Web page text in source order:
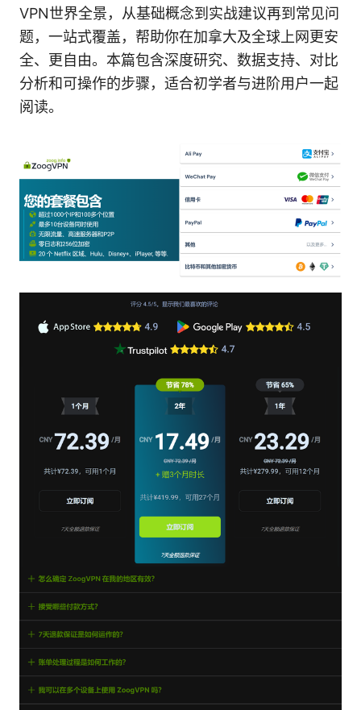
VPN世界全景，从基础概念到实战建议再到常见问
题，一站式覆盖，帮助你在加拿大及全球上网更安
全、更自由。本篇包含深度研究、数据支持、对比
分析和可操作的步骤，适合初学者与进阶用户一起
阅读。